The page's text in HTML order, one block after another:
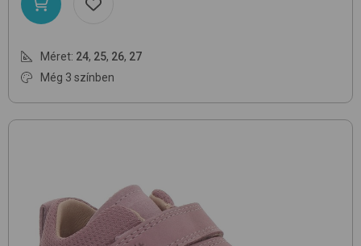
Méret: 24, 25, 26, 27
Még 3 színben